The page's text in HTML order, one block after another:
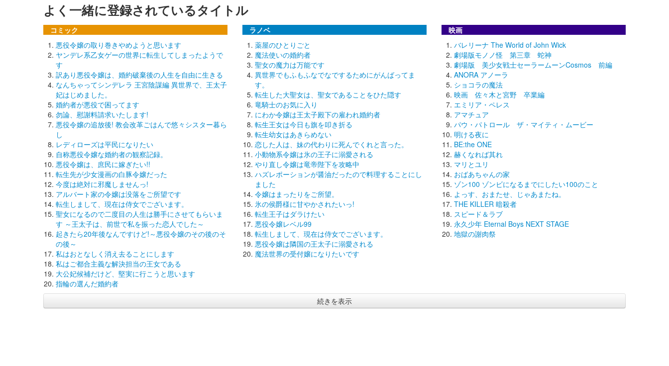
よく一緒に登録されているタイトル
コミック
悪役令嬢の取り巻きやめようと思います
ヤンデレ系乙女ゲーの世界に転生してしまったようで
す
訳あり悪役令嬢は、婚約破棄後の人生を自由に生きる
なんちゃってシンデレラ 王宮陰謀編 異世界で、王太子
妃はじめました。
婚約者が悪役で困ってます
勿論、慰謝料請求いたします!
悪役令嬢の追放後! 教会改革ごはんで悠々シスター暮ら
し
レディローズは平民になりたい
自称悪役令嬢な婚約者の観察記録。
悪役令嬢は、庶民に嫁ぎたい!!
転生先が少女漫画の白豚令嬢だった
今度は絶対に邪魔しませんっ!
アルバート家の令嬢は没落をご所望です
転生しまして、現在は侍女でございます。
聖女になるので二度目の人生は勝手にさせてもらいま
す ～王太子は、前世で私を振った恋人でした～
起きたら20年後なんですけど!～悪役令嬢のその後のそ
の後～
私はおとなしく消え去ることにします
私はご都合主義な解決担当の王女である
大公妃候補だけど、堅実に行こうと思います
指輪の選んだ婚約者
ラノベ
薬屋のひとりごと
魔法使いの婚約者
聖女の魔力は万能です
異世界でもふもふなでなでするためにがんばってま
す。
転生した大聖女は、聖女であることをひた隠す
竜騎士のお気に入り
にわか令嬢は王太子殿下の雇われ婚約者
転生王女は今日も旗を叩き折る
転生幼女はあきらめない
恋した人は、妹の代わりに死んでくれと言った。
小動物系令嬢は氷の王子に溺愛される
やり直し令嬢は竜帝陛下を攻略中
ハズレポーションが醤油だったので料理することにし
ました
令嬢はまったりをご所望。
氷の侯爵様に甘やかされたいっ!
転生王子はダラけたい
悪役令嬢レベル99
転生しまして、現在は侍女でございます。
悪役令嬢は隣国の王太子に溺愛される
魔法世界の受付嬢になりたいです
映画
バレリーナ The World of John Wick
劇場版モノノ怪 第三章 蛇神
劇場版 美少女戦士セーラームーンCosmos 前編
ANORA アノーラ
ショコラの魔法
映画 佐々木と宮野 卒業編
エミリア・ペレス
アマチュア
パウ・パトロール ザ・マイティ・ムービー
明ける夜に
BE:the ONE
赫くなれば其れ
マリとユリ
おばあちゃんの家
ゾン100 ゾンビになるまでにしたい100のこと
よっす、おまたせ、じゃあまたね。
THE KILLER 暗殺者
スピード＆ラブ
永久少年 Eternal Boys NEXT STAGE
地獄の謝肉祭
続きを表示